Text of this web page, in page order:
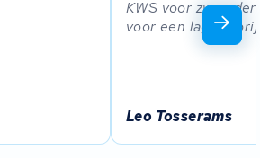
KWS voor
voor een lagere
Leo Tosserams